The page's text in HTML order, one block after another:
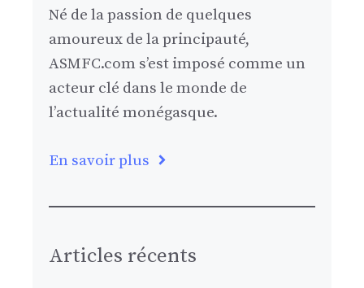
Né de la passion de quelques
amoureux de la principauté,
ASMFC.com s’est imposé comme un
acteur clé dans le monde de
l’actualité monégasque.
En savoir plus
Articles récents